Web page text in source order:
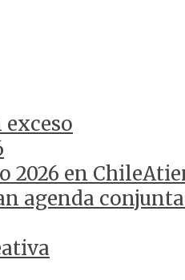
en
agenda